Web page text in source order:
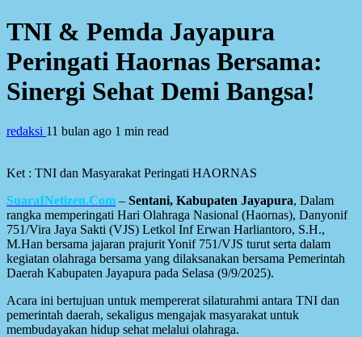
TNI & Pemda Jayapura
Peringati Haornas Bersama:
Sinergi Sehat Demi Bangsa!
redaksi 11 bulan ago 1 min read
Ket : TNI dan Masyarakat Peringati HAORNAS
SuaraINetizen.Com – Sentani, Kabupaten Jayapura, Dalam
rangka memperingati Hari Olahraga Nasional (Haornas), Danyonif
751/Vira Jaya Sakti (VJS) Letkol Inf Erwan Harliantoro, S.H.,
M.Han bersama jajaran prajurit Yonif 751/VJS turut serta dalam
kegiatan olahraga bersama yang dilaksanakan bersama Pemerintah
Daerah Kabupaten Jayapura pada Selasa (9/9/2025).
Acara ini bertujuan untuk mempererat silaturahmi antara TNI dan
pemerintah daerah, sekaligus mengajak masyarakat untuk
membudayakan hidup sehat melalui olahraga.